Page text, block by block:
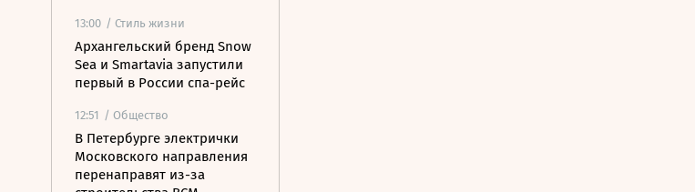
13:00 / Стиль жизни
Архангельский бренд Snow
Sea и Smartavia запустили
первый в России спа-рейс
12:51 / Общество
В Петербурге электрички
Московского направления
перенаправят из-за